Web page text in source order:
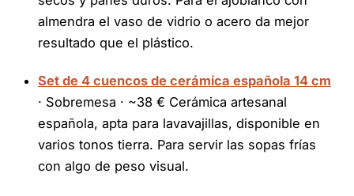
almendra el vaso de vidrio o acero da mejor
resultado que el plástico.
Set de 4 cuencos de cerámica española 14 cm
· Sobremesa · ~38 € Cerámica artesanal
española, apta para lavavajillas, disponible en
varios tonos tierra. Para servir las sopas frías
con algo de peso visual.